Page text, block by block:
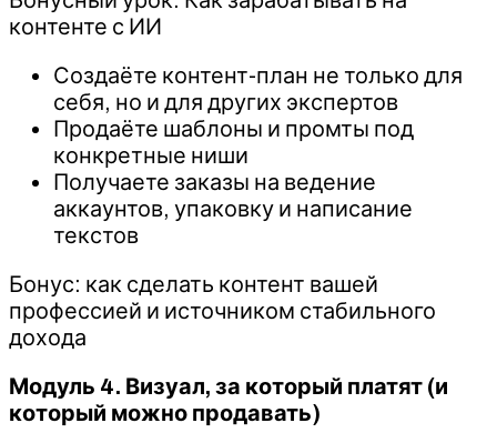
контенте с ИИ
Создаёте контент-план не только для
себя, но и для других экспертов
Продаёте шаблоны и промты под
конкретные ниши
Получаете заказы на ведение
аккаунтов, упаковку и написание
текстов
Бонус: как сделать контент вашей
профессией и источником стабильного
дохода
Модуль 4. Визуал, за который платят (и
который можно продавать)